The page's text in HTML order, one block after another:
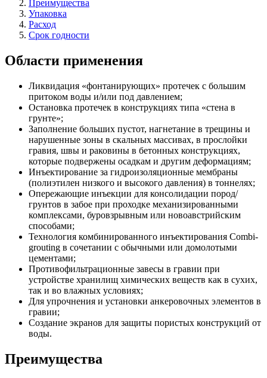
Преимущества
Упаковка
Расход
Срок годности
Области применения
Ликвидация «фонтанирующих» протечек с большим
притоком воды и/или под давлением;
Остановка протечек в конструкциях типа «стена в
грунте»;
Заполнение больших пустот, нагнетание в трещины и
нарушенные зоны в скальных массивах, в прослойки
гравия, швы и раковины в бетонных конструкциях,
которые подвержены осадкам и другим деформациям;
Инъектирование за гидроизоляционные мембраны
(полиэтилен низкого и высокого давления) в тоннелях;
Опережающие инъекции для консолидации пород/
грунтов в забое при проходке механизированными
комплексами, буровзрывным или новоавстрийским
способами;
Технология комбинированного инъектирования Combi-
grouting в сочетании с обычными или домолотыми
цементами;
Противофильтрационные завесы в гравии при
устройстве хранилищ химических веществ как в сухих,
так и во влажных условиях;
Для упрочнения и установки анкеровочных элементов в
гравии;
Создание экранов для защиты пористых конструкций от
воды.
Преимущества